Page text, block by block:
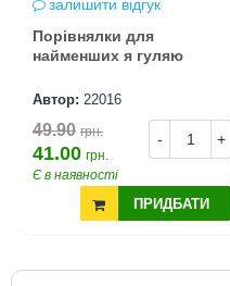
залишити відгук
Порівнялки для
найменших я гуляю
Автор: 22016
- +
49.90 грн.
41.00 грн.
Є в наявності
ПРИДБАТИ